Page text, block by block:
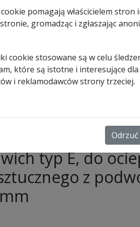
typ E, do
z
pomagają właścicielem
gromadząc i zgłaszając
cookie stosowane są w celu
które są istotne i interesujące
i reklamodawców strony trzeciej.